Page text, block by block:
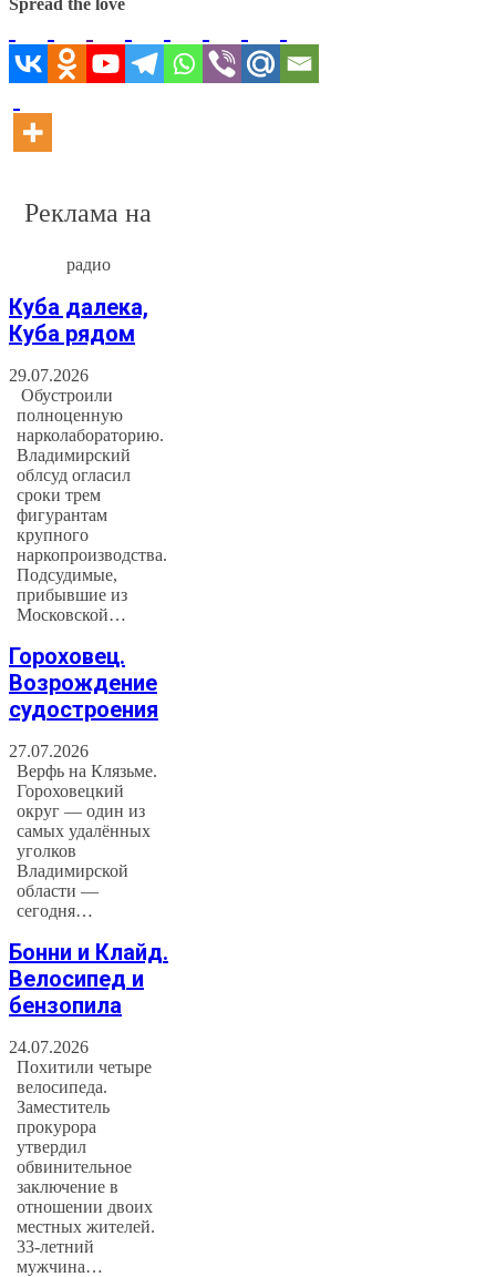
Spread the love
Реклама на
радио
Куба далека,
Куба рядом
29.07.2026
Обустроили
полноценную
нарколабораторию.
Владимирский
облсуд огласил
сроки трем
фигурантам
крупного
наркопроизводства.
Подсудимые,
прибывшие из
Московской…
Гороховец.
Возрождение
судостроения
27.07.2026
Верфь на Клязьме.
Гороховецкий
округ — один из
самых удалённых
уголков
Владимирской
области —
сегодня…
Бонни и Клайд.
Велосипед и
бензопила
24.07.2026
Похитили четыре
велосипеда.
Заместитель
прокурора
утвердил
обвинительное
заключение в
отношении двоих
местных жителей.
33-летний
мужчина…